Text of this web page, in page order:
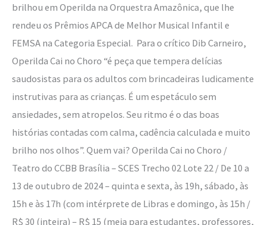
brilhou em Operilda na Orquestra Amazônica, que lhe
rendeu os Prêmios APCA de Melhor Musical Infantil e
FEMSA na Categoria Especial. Para o crítico Dib Carneiro,
Operilda Cai no Choro “é peça que tempera delícias
saudosistas para os adultos com brincadeiras ludicamente
instrutivas para as crianças. É um espetáculo sem
ansiedades, sem atropelos. Seu ritmo é o das boas
histórias contadas com calma, cadência calculada e muito
brilho nos olhos”. Quem vai? Operilda Cai no Choro /
Teatro do CCBB Brasília – SCES Trecho 02 Lote 22 / De 10 a
13 de outubro de 2024 – quinta e sexta, às 19h, sábado, às
15h e às 17h (com intérprete de Libras e domingo, às 15h /
R$ 30 (inteira) – R$ 15 (meia para estudantes, professores,